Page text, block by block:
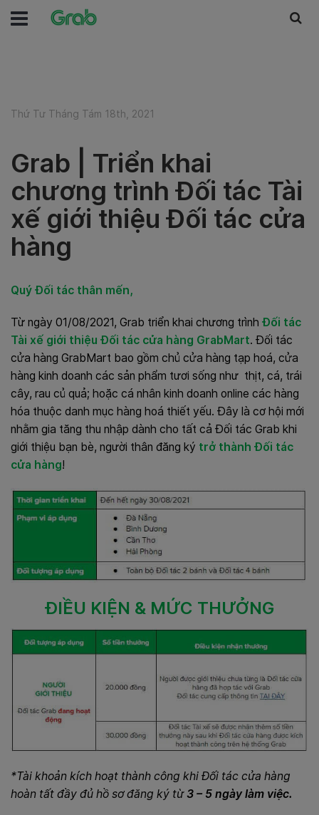
Thứ Tư Tháng Tám 18th, 2021
Grab | Triển khai
chương trình Đối tác Tài
xế giới thiệu Đối tác cửa
hàng
Quý Đối tác thân mến,
Từ ngày 01/08/2021, Grab triển khai chương trình Đối tác
Tài xế giới thiệu Đối tác cửa hàng GrabMart. Đối tác
cửa hàng GrabMart bao gồm chủ cửa hàng tạp hoá, cửa
hàng kinh doanh các sản phẩm tươi sống như thịt, cá, trái
cây, rau củ quả; hoặc cá nhân kinh doanh online các hàng
hóa thuộc danh mục hàng hoá thiết yếu. Đây là cơ hội mới
nhằm gia tăng thu nhập dành cho tất cả Đối tác Grab khi
giới thiệu bạn bè, người thân đăng ký trở thành Đối tác
cửa hàng!
ĐIỀU KIỆN & MỨC THƯỞNG
*Tài khoản kích hoạt thành công khi Đối tác cửa hàng
hoàn tất đầy đủ hồ sơ đăng ký từ3 – 5 ngày làm việc.